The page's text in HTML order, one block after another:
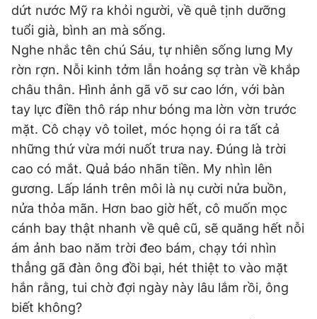
dứt nước Mỹ ra khỏi người, về quê tịnh dưỡng
tuổi già, bình an mà sống.
Nghe nhắc tên chú Sáu, tự nhiên sống lưng My
rờn rợn. Nỗi kinh tởm lẫn hoảng sợ tràn về khắp
châu thân. Hình ảnh gã võ sư cao lớn, với bàn
tay lực điền thô ráp như bóng ma lờn vờn trước
mặt. Cô chạy vô toilet, móc họng ói ra tất cả
những thứ vừa mới nuốt trưa nay. Đúng là trời
cao có mắt. Quả báo nhãn tiền. My nhìn lên
gương. Lấp lánh trên môi là nụ cười nửa buồn,
nửa thỏa mãn. Hơn bao giờ hết, cô muốn mọc
cánh bay thật nhanh về quê cũ, sẽ quăng hết nỗi
ám ảnh bao năm trời đeo bám, chạy tới nhìn
thẳng gã đàn ông đồi bại, hét thiệt to vào mặt
hắn rằng, tui chờ đợi ngày này lâu lắm rồi, ông
biết không?